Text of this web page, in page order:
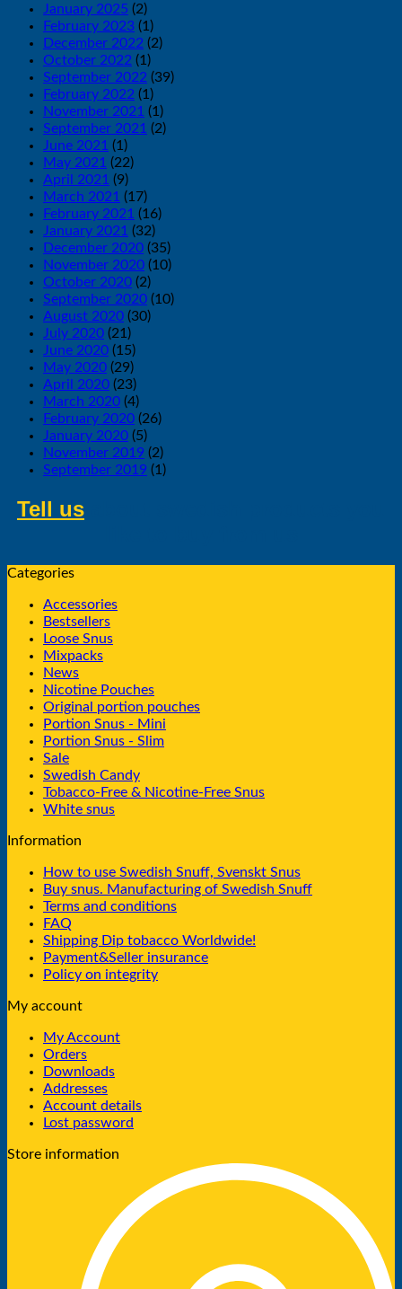
January 2025 (2)
February 2023 (1)
December 2022 (2)
October 2022 (1)
September 2022 (39)
February 2022 (1)
November 2021 (1)
September 2021 (2)
June 2021 (1)
May 2021 (22)
April 2021 (9)
March 2021 (17)
February 2021 (16)
January 2021 (32)
December 2020 (35)
November 2020 (10)
October 2020 (2)
September 2020 (10)
August 2020 (30)
July 2020 (21)
June 2020 (15)
May 2020 (29)
April 2020 (23)
March 2020 (4)
February 2020 (26)
January 2020 (5)
November 2019 (2)
September 2019 (1)
Tell us
Categories
Accessories
Bestsellers
Loose Snus
Mixpacks
News
Nicotine Pouches
Original portion pouches
Portion Snus - Mini
Portion Snus - Slim
Sale
Swedish Candy
Tobacco-Free & Nicotine-Free Snus
White snus
Information
How to use Swedish Snuff, Svenskt Snus
Buy snus. Manufacturing of Swedish Snuff
Terms and conditions
FAQ
Shipping Dip tobacco Worldwide!
Payment&Seller insurance
Policy on integrity
My account
My Account
Orders
Downloads
Addresses
Account details
Lost password
Store information